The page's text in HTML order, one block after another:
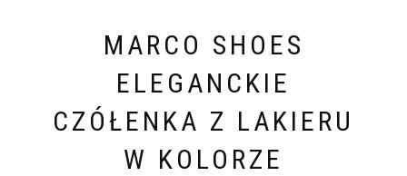
MARCO SHOES
ELEGANCKIE
CZÓŁENKA Z LAKIERU
W KOLORZE